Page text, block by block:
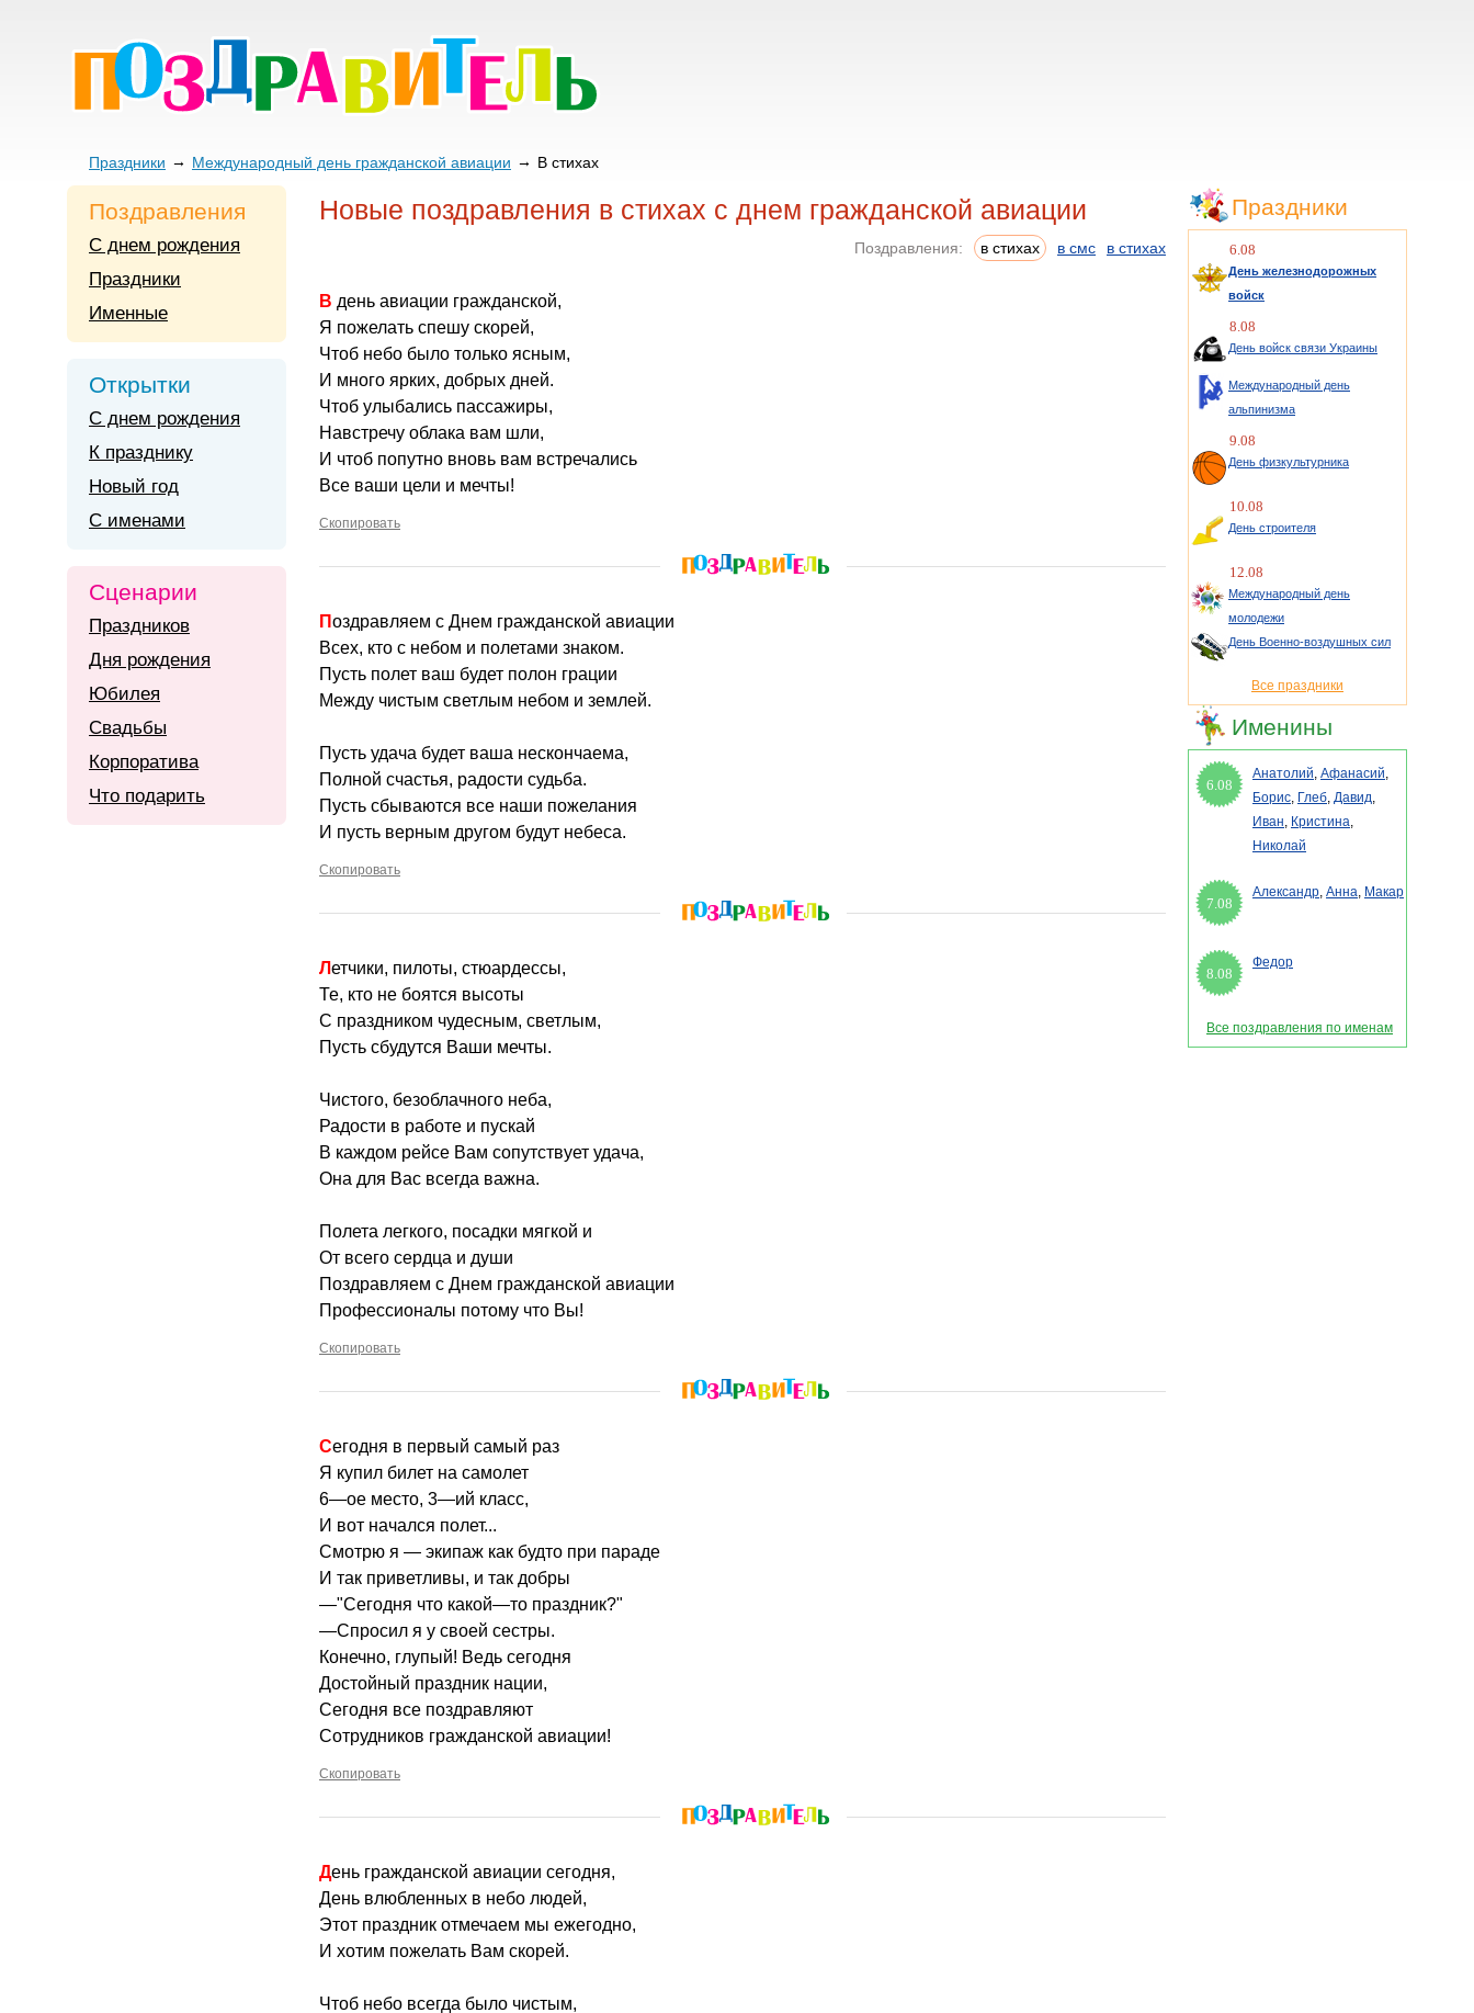
Праздники Международный день гражданской авиации В стихах
Новые поздравления в стихах с днем гражданской авиации
Поздравления: в стихах в смс в стихах
В день авиации гражданской,
Я пожелать спешу скорей,
Чтоб небо было только ясным,
И много ярких, добрых дней.
Чтоб улыбались пассажиры,
Навстречу облака вам шли,
И чтоб попутно вновь вам встречались
Все ваши цели и мечты!
Скопировать
Поздравляем с Днем гражданской авиации
Всех, кто с небом и полетами знаком.
Пусть полет ваш будет полон грации
Между чистым светлым небом и землей.
Пусть удача будет ваша нескончаема,
Полной счастья, радости судьба.
Пусть сбываются все наши пожелания
И пусть верным другом будут небеса.
Скопировать
Летчики, пилоты, стюардессы,
Те, кто не боятся высоты
С праздником чудесным, светлым,
Пусть сбудутся Ваши мечты.
Чистого, безоблачного неба,
Радости в работе и пускай
В каждом рейсе Вам сопутствует удача,
Она для Вас всегда важна.
Полета легкого, посадки мягкой и
От всего сердца и души
Поздравляем с Днем гражданской авиации
Профессионалы потому что Вы!
Скопировать
Сегодня в первый самый раз
Я купил билет на самолет
6—ое место, 3—ий класс,
И вот начался полет...
Смотрю я — экипаж как будто при параде
И так приветливы, и так добры
—"Сегодня что какой—то праздник?"
—Спросил я у своей сестры.
Конечно, глупый! Ведь сегодня
Достойный праздник нации,
Сегодня все поздравляют
Сотрудников гражданской авиации!
Скопировать
День гражданской авиации сегодня,
День влюбленных в небо людей,
Этот праздник отмечаем мы ежегодно,
И хотим пожелать Вам скорей.
Чтоб небо всегда было чистым,
Поздравления
С днем рождения
Праздники
Именные
Открытки
С днем рождения
К празднику
Новый год
С именами
Сценарии
Праздников
Дня рождения
Юбилея
Свадьбы
Корпоратива
Что подарить
Праздники
6.08
День железнодорожных
войск
8.08
День войск связи Украины
Международный день
альпинизма
9.08
День физкультурника
10.08
День строителя
12.08
Международный день
молодежи
День Военно-воздушных сил
Все праздники
Именины
6.08
Анатолий, Афанасий,
Борис, Глеб, Давид,
Иван, Кристина,
Николай
7.08
Александр, Анна, Макар
8.08
Федор
Все поздравления по именам